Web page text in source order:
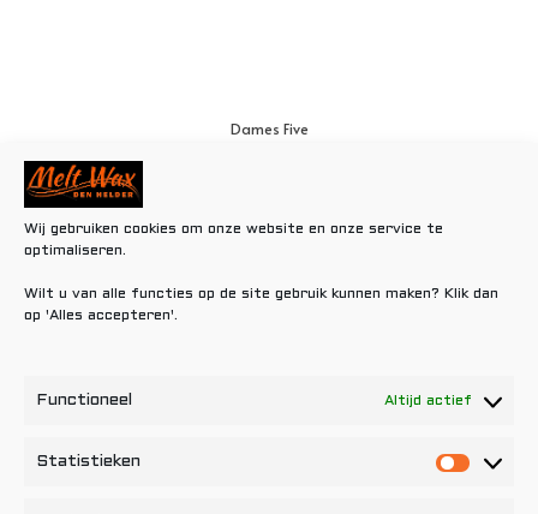
Wij gebruiken cookies om onze website en onze service te
optimaliseren.
Wilt u van alle functies op de site gebruik kunnen maken? Klik dan
op 'Alles accepteren'.
Functioneel Altijd actief
Statistieken
Dames Five